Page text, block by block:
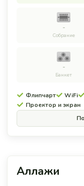
-
Собрание
-
Банкет
Флипчарт WiFi
Проектор и экран
Аллажи